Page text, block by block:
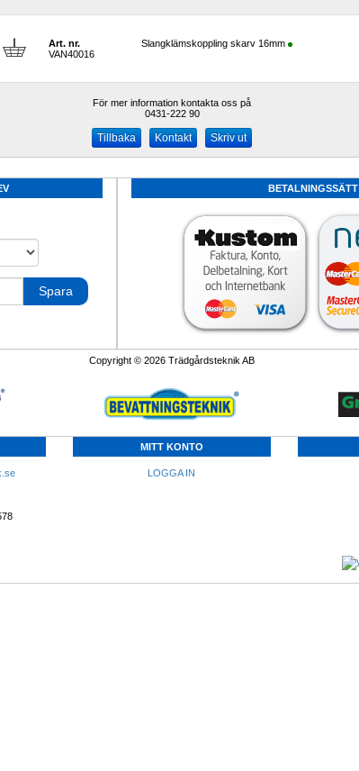
Art. nr.
VAN40016
Slangklämskoppling skarv 16mm
För mer information kontakta oss på
0431-222 90
Kontakt Skriv ut
Spara
BETALNINGSSÄTT
Copyright © 2026 Trädgårdsteknik AB
MITT KONTO
LOGGA IN